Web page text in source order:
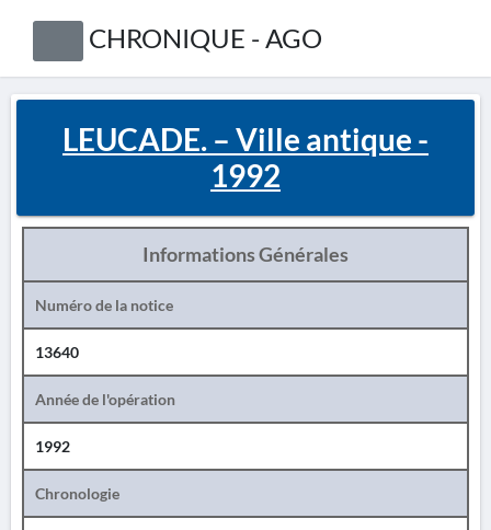
CHRONIQUE - AGO
LEUCADE. – Ville antique -
1992
Informations Générales
Numéro de la notice
13640
Année de l'opération
1992
Chronologie